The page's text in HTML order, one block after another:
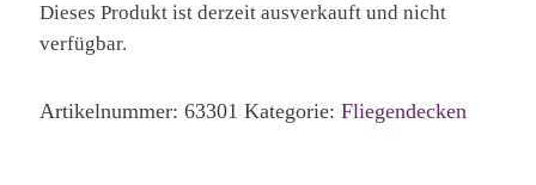
Dieses Produkt ist derzeit ausverkauft und nicht
verfügbar.
Artikelnummer: 63301 Kategorie: Fliegendecken